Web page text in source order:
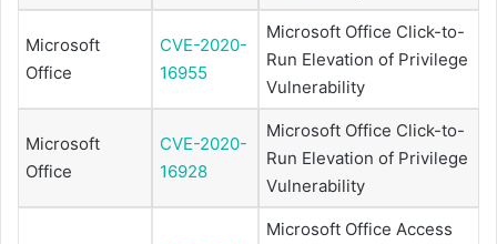
Microsoft
Office
CVE-2020-
16955
Microsoft Office Click-to-
Run Elevation of Privilege
Vulnerability
Microsoft
Office
CVE-2020-
16928
Microsoft Office Click-to-
Run Elevation of Privilege
Vulnerability
Microsoft Office Access